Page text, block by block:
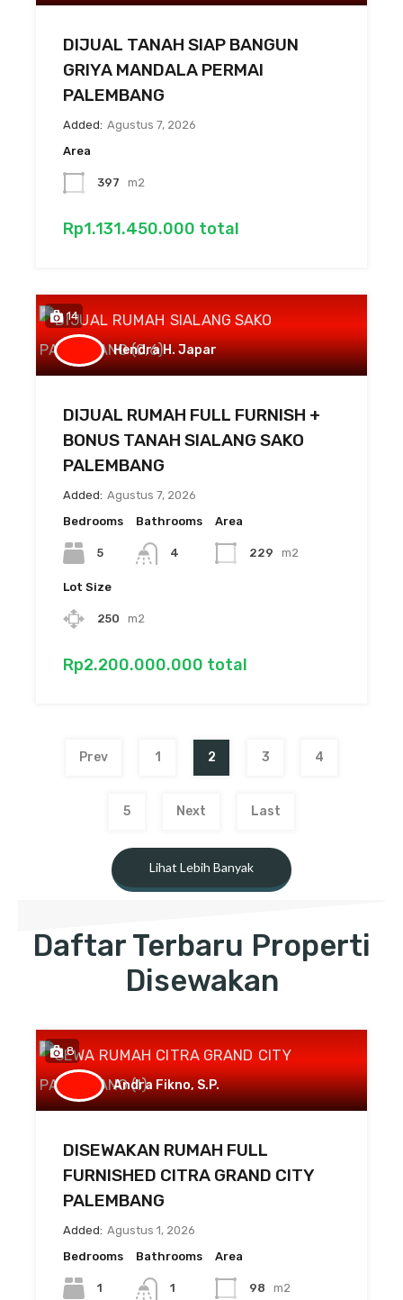
DIJUAL TANAH SIAP BANGUN
GRIYA MANDALA PERMAI
PALEMBANG
Added: Agustus 7, 2026
Area
397 m2
Rp1.131.450.000 total
14
Hendra H. Japar
DIJUAL RUMAH FULL FURNISH +
BONUS TANAH SIALANG SAKO
PALEMBANG
Added: Agustus 7, 2026
Bedrooms
5
Bathrooms
4
Area
229 m2
Lot Size
250 m2
Rp2.200.000.000 total
Prev 1 2 3 4
5 Next Last
Lihat Lebih Banyak
Daftar Terbaru Properti
Disewakan
8
Andra Fikno, S.P.
DISEWAKAN RUMAH FULL
FURNISHED CITRA GRAND CITY
PALEMBANG
Added: Agustus 1, 2026
Bedrooms
1
Bathrooms
1
Area
98 m2